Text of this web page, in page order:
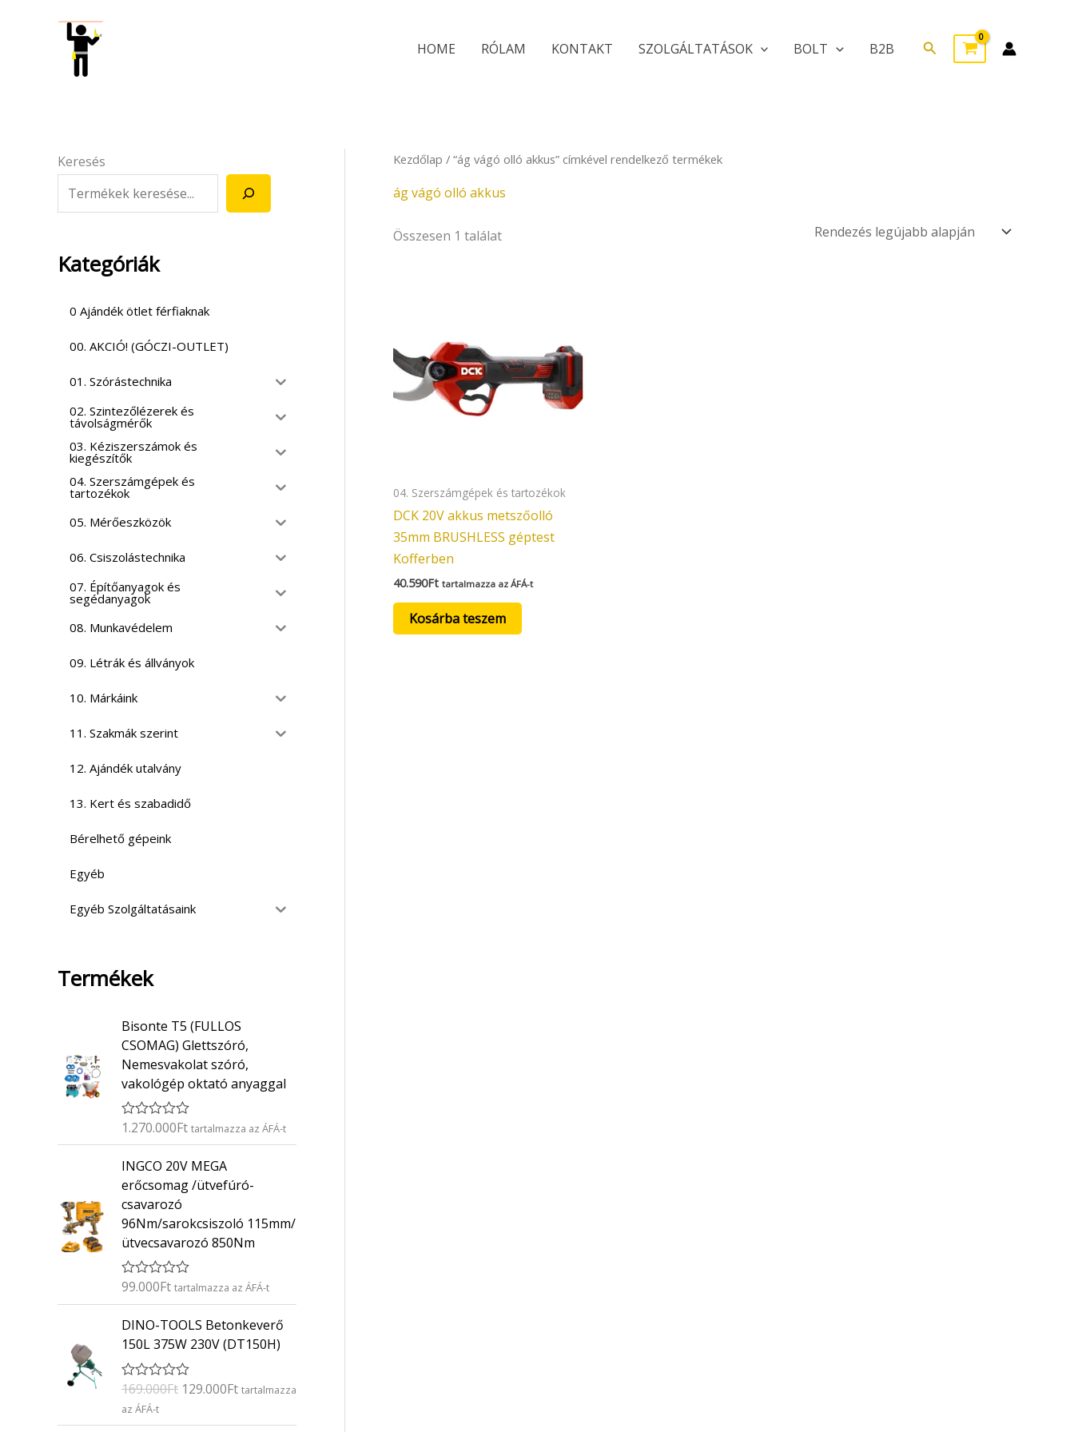
HOME RÓLAM KONTAKT SZOLGÁLTATÁSOK BOLT B2B Search
Keresés
Kategóriák
0 Ajándék ötlet férfiaknak
00. AKCIÓ! (GÓCZI-OUTLET)
01. Szórástechnika
02. Szintezőlézerek és
távolságmérők
03. Kéziszerszámok és
kiegészítők
04. Szerszámgépek és
tartozékok
05. Mérőeszközök
06. Csiszolástechnika
07. Építőanyagok és
segédanyagok
08. Munkavédelem
09. Létrák és állványok
10. Márkáink
11. Szakmák szerint
12. Ajándék utalvány
13. Kert és szabadidő
Bérelhető gépeink
Egyéb
Egyéb Szolgáltatásaink
Termékek
Bisonte T5 (FULLOS
CSOMAG) Glettszóró,
Nemesvakolat szóró,
vakológép oktató anyaggal
É
é
e
l
é
s
:
/
5
1.270.000Ft tartalmazza az ÁFÁ-t
INGCO 20V MEGA
erőcsomag /ütvefúró-
csavarozó
96Nm/sarokcsiszoló 115mm/
ütvecsavarozó 850Nm
É
é
k
e
é
s
0
/
99.000Ft tartalmazza az ÁFÁ-t
DINO-TOOLS Betonkeverő
150L 375W 230V (DT150H)
É
t
é
169.000Ft
O
r
g
129.000Ft
C
u
etartalmazza
az ÁFÁ-t
Kezdőlap / “ág vágó olló akkus” címkével rendelkező termékek
ág vágó olló akkus
Összesen 1 találat
04. Szerszámgépek és tartozékok
DCK 20V akkus metszőolló
35mm BRUSHLESS géptest
Kofferben
40.590Ft tartalmazza az ÁFÁ-t
Kosárba teszem